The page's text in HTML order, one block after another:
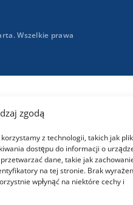
zgodą
z technologii, takich jak
dostępu do informacji o
dane, takie jak
na tej stronie. Brak
wpłynąć na niektóre cechy i
Wszelkie prawa